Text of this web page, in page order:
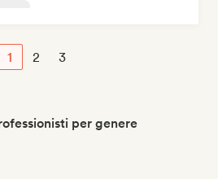
1 2 3
per genere